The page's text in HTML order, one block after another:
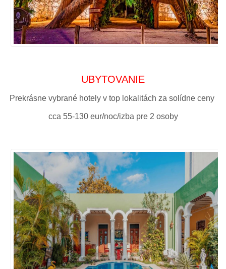
UBYTOVANIE
Prekrásne vybrané hotely v top lokalitách za solídne ceny
cca 55-130 eur/noc/izba pre 2 osoby